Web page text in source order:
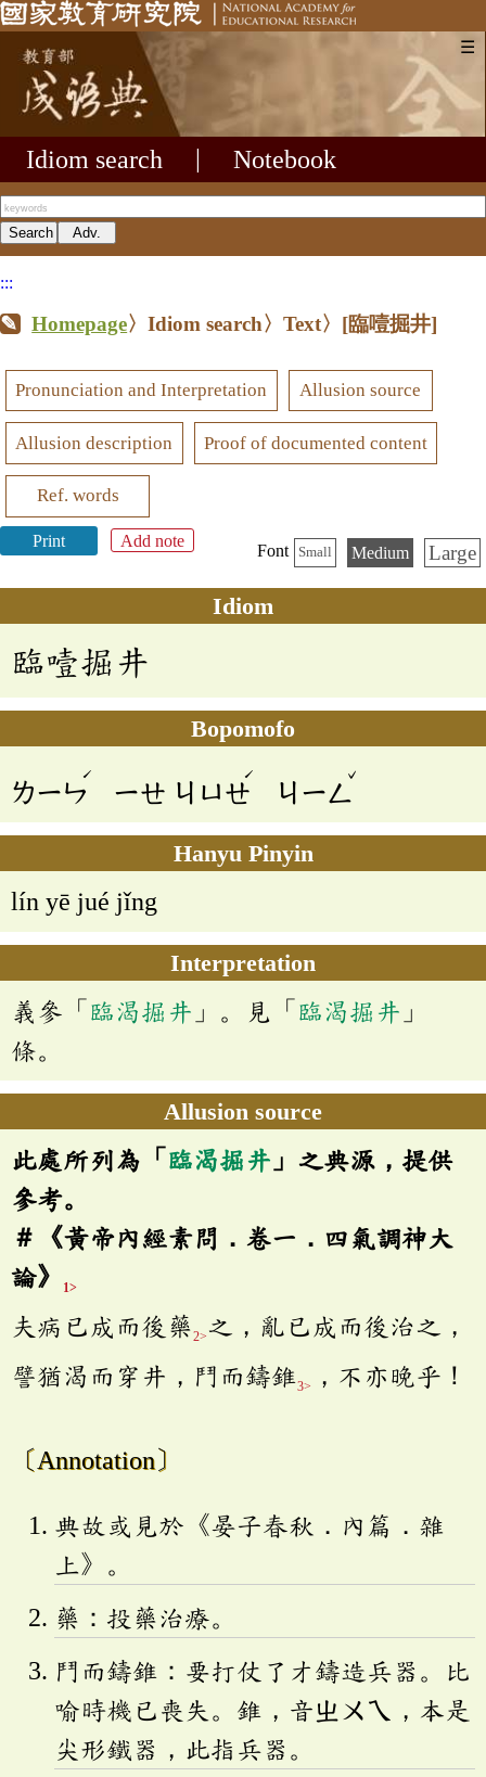
☰
Idiom search Notebook
:::
Homepage〉Idiom search〉Text〉 [臨噎掘井]
Pronunciation and Interpretation Allusion source
Allusion description Proof of documented content
Ref. words
Print Add note
Font Small Medium Large
Idiom
臨噎掘井
Bopomofo
ㄌㄧㄣ
ˊ
ㄧㄝ ㄐㄩㄝ
ˊ
ㄐㄧㄥ
ˇ
Hanyu Pinyin
lín yē jué jǐng
Interpretation
義參「 臨渴掘井 」。見「 臨渴掘井 」
條。
Allusion source
此處所列為「 臨渴掘井 」之典源，提供
參考。
＃《黃帝內經素問．卷一．四氣調神大
論》
1>
夫病已成而後藥2> 之，亂已成而後治之，
譬猶渴而穿井，鬥而鑄錐3> ，不亦晚乎！
〔Annotation〕
典故或見於《晏子春秋．內篇．雜
上》。
藥：投藥治療。
鬥而鑄錐：要打仗了才鑄造兵器。比
喻時機已喪失。錐，音ㄓㄨㄟ ，本是
尖形鐵器，此指兵器。